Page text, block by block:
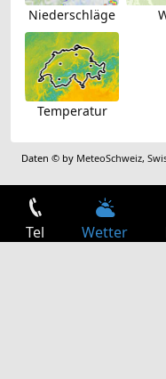
Niederschläge
Temperatur
Daten © by MeteoSchweiz,
Tel Wetter